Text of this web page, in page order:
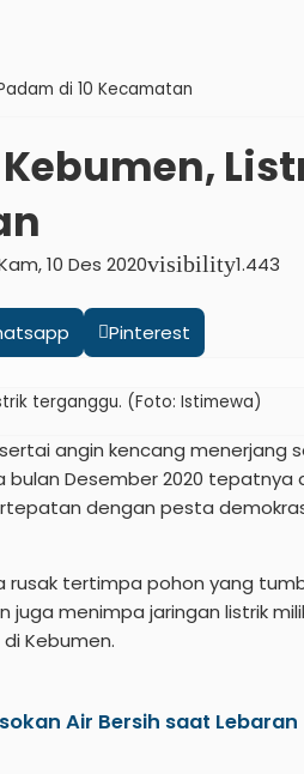
di 10 Kecamatan
10 Des 2020visibility1.443
Pinterest
terganggu. (Foto: Istimewa)
angin kencang menerjang
Desember 2020 tepatnya
dengan pesta
rusak tertimpa pohon yang
menimpa jaringan listrik milik
Kebumen.
Air Bersih saat Lebaran